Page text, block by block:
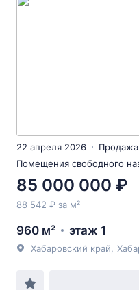
22 апреля 2026
Продажа
Помещения свободного
85 000 000 ₽
88 542 ₽ за м²
960 м² этаж 1
Хабаровский край